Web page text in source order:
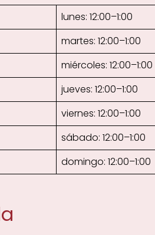
lunes: 12:00–1:00
martes: 12:00–1:00
miércoles: 12:00–1:00
jueves: 12:00–1:00
viernes: 12:00–1:00
sábado: 12:00–1:00
domingo: 12:00–1:00